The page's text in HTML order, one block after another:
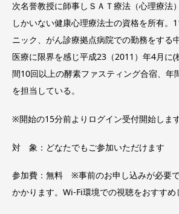
次名誉教授に師事しＳＡＴ療法（心理療法
しかいない健康心理療法士の資格を所有。
ニック、がん診療拠点病院での勤務をする
医療に限界を感じ平成23（2011）年4月に(
間10回以上の酵素ファスティング合宿、年
を担当している。
※開始の15分前よりログイン受付開始しま
対 象：どなたでもご参加いただけます
参加費：無料 ※事前のお申し込みが必要
かかります。Wi-Fi環境での視聴をおすすめ